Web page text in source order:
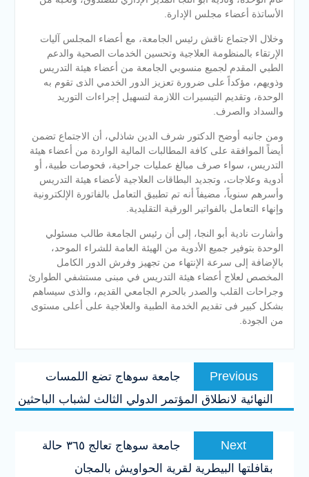
الأساتذة أعضاء مجلس الإدارة.
وخلال الاجتماع ناقش رئيس الجامعة، مع أعضاء المجلس آليات
الإرتقاء بالمنظومة العلاجية وتحسين الخدمات الصحية والدعم
الطبي المقدم لجميع منسوبي الجامعة من أعضاء هيئة التدريس
وذويهم، مؤكداً على ضرورة تعزيز الدور الخدمي الذى تقوم به
الوحدة، وتقديم التيسيرات اللازمة لتسهيل إجراءات التوريد
والسداد والصرف.
ومن جانبه أوضح الدكتور شرف الدين شاذلي، أن الاجتماع تضمن
أيضاً الموافقة على كافة المطالبات المالية الواردة من أعضاء هيئة
التدريس، سواء صرف مبالغ عمليات جراحية، فحوصات طبية، أو
أدوية وعلاجات، وتجديد البطاقات العلاجية لأعضاء هيئة التدريس
وأسرهم سنوياً، مضيفاً أنه تم تطبيق التعامل بالفاتورة الإلكترونية
وإنهاء التعامل بالفواتير الورقية التقليدية.
وأشارت نادية أبو النجا، إلى أن رئيس الجامعة طالب مسئولي
الوحدة بتوفير جميع الأدوية من الهيئة العامة للشراء الموحد،
بالإضافة إلى سرعة الإنتهاء من تجهيز وفرش الدور الكامل
المخصص لعلاج أعضاء هيئة التدريس في مبنى مستشفي الطوارئ
وجراحات القلب والصدر بالحرم الجامعي القديم، والذى سيساهم
بشكل كبير فى تقديم الخدمة الطبية والعلاجية على أعلى مستوى
من الجودة.
تصفّح
المقالاتPrevious
Previous
post:
جامعة سوهاج تضع اللمسات
النهائية لانطلاق المؤتمر الدولي الثالث لشباب الباحثين
Next
Next
post:
جامعة سوهاج تعالج ٣٦٥ حالة
بقافلتها البيطرية لقرية الحواويش بالمجان